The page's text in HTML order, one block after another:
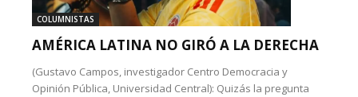
COLUMNISTAS
AMÉRICA LATINA NO GIRÓ A LA DERECHA
(Gustavo Campos, investigador Centro Democracia y
Opinión Pública, Universidad Central): Quizás la pregunta